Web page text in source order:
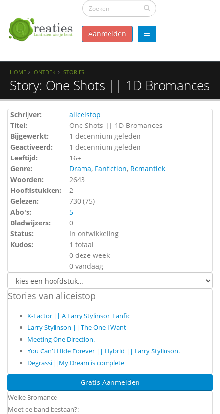
Aanmelden
HOME ONTDEK STORIES
Story: One Shots || 1D Bromances
Schrijver:
aliceistop
Titel:
One Shots || 1D Bromances
Bijgewerkt:
1 decennium geleden
Geactiveerd:
1 decennium geleden
Leeftijd:
16+
Genre:
Drama, Fanfiction, Romantiek
Woorden:
2643
Hoofdstukken:
2
Gelezen:
730 (75)
Abo's:
5
Bladwijzers:
0
Status:
In ontwikkeling
Kudos:
1 totaal
0 deze week
0 vandaag
Stories van aliceistop
X-Factor || A Larry Stylinson Fanfic
Larry Stylinson || The One I Want
Meeting One Direction.
You Can't Hide Forever || Hybrid || Larry Stylinson.
Degrassi||My Dream is complete
Gratis Aanmelden
Welke Bromance
Moet de band bestaan?: